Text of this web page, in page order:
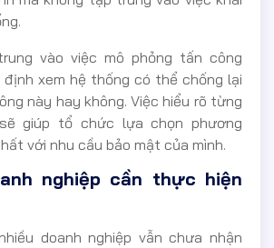
vào việc mô phỏng tấn công
xem hệ thống có thể chống lại
này hay không. Việc hiểu rõ từng
giúp tổ chức lựa chọn phương
với nhu cầu bảo mật của mình.
nghiệp cần thực hiện
doanh nghiệp vẫn chưa nhận